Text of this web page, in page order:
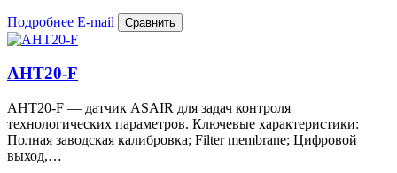
Подробнее E-mail Сравнить
AHT20-F
AHT20-F — датчик ASAIR для задач контроля
технологических параметров. Ключевые характеристики:
Полная заводская калибровка; Filter membrane; Цифровой
выход,…